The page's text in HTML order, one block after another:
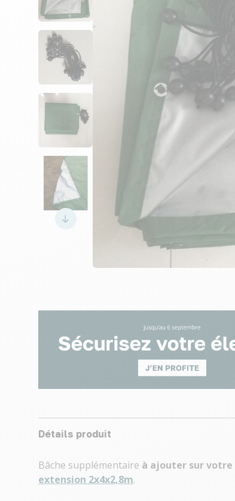
Détails produit
Bâche supplémentaire à ajouter sur votre
extension 2x4x2,8m.